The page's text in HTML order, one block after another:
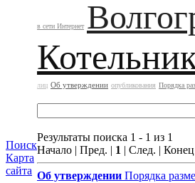
Поиск
Карта
сайта
в сети Интернет
лиц Об утверждении опубликования Порядка
Результаты поиска 1 - 1 из 1
Начало | Пред. | 1 | След. | Конец
Об утверждении Порядка